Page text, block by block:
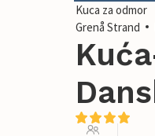
Kuca za odmor
Grenå Strand